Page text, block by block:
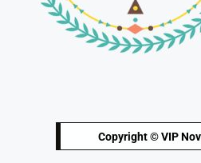
Copyright © VIP